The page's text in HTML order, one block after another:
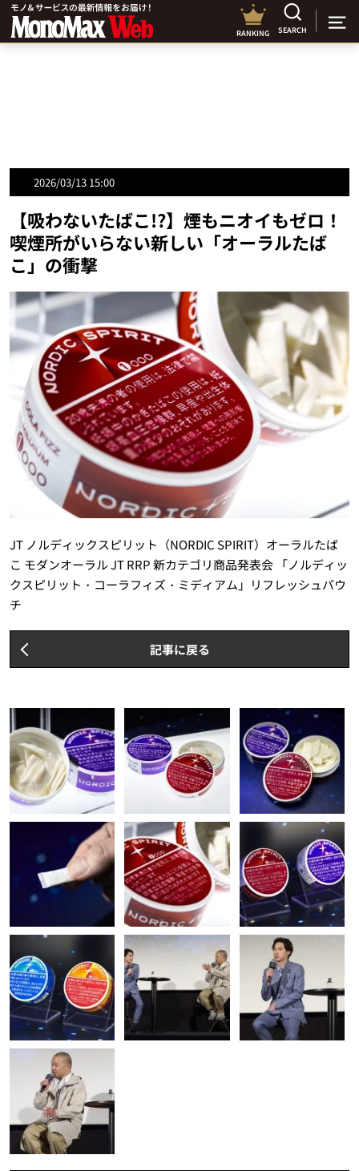
RANKING SEARCH
2026/03/13 15:00
【吸わないたばこ!?】煙もニオイもゼロ！
喫煙所がいらない新しい「オーラルたば
こ」の衝撃
JT ノルディックスピリット（NORDIC SPIRIT）オーラルたば
こ モダンオーラル JT RRP 新カテゴリ商品発表会 「ノルディッ
クスピリット・コーラフィズ・ミディアム」リフレッシュパウ
チ
記事に戻る